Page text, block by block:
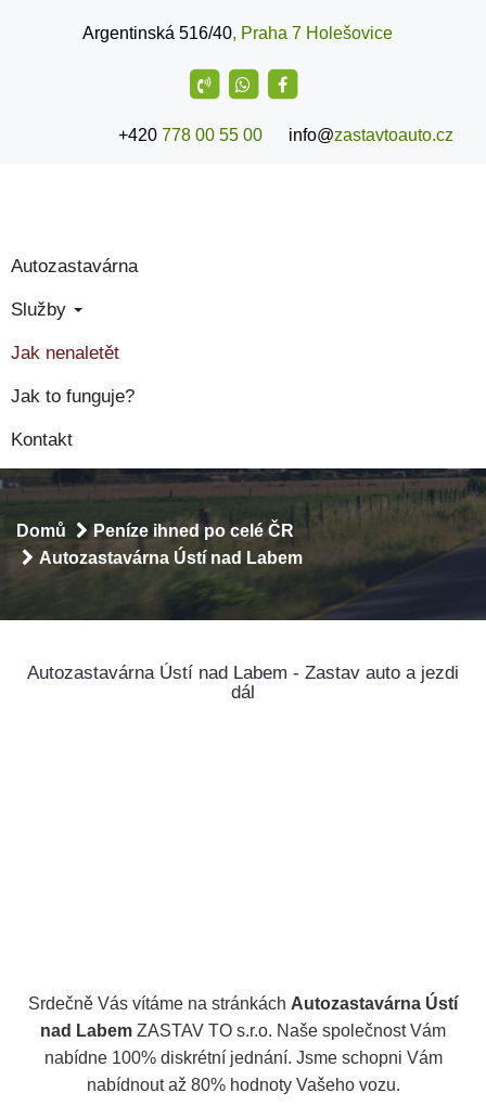
Argentinská 516/40, Praha 7 Holešovice
info@zastavtoauto.cz
+420 778 00 55 00
Autozastavárna
Služby
Jak nenaletět
Jak to funguje?
Kontakt
Domů
Peníze ihned po celé ČR
Autozastavárna Ústí nad Labem
Autozastavárna Ústí nad Labem - Zastav auto a jezdi
dál
Srdečně Vás vítáme na stránkách Autozastavárna Ústí
nad Labem ZASTAV TO s.r.o. Naše společnost Vám
nabídne 100% diskrétní jednání. Jsme schopni Vám
nabídnout až 80% hodnoty Vašeho vozu.